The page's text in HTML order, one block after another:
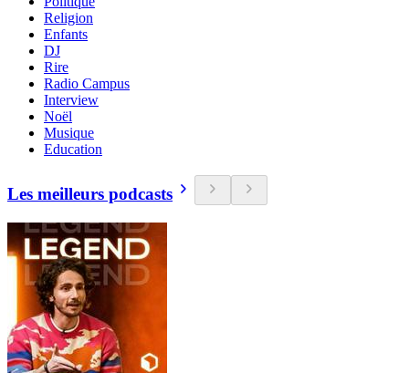
Religion
Enfants
DJ
Rire
Radio Campus
Interview
Noël
Musique
Education
Les meilleurs podcasts